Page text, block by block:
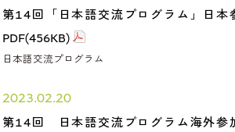
第14回「日本語交流プログラム」日
PDF(456KB)
日本語交流プログラム
2023.02.20
第14回 日本語交流プログラム海外参